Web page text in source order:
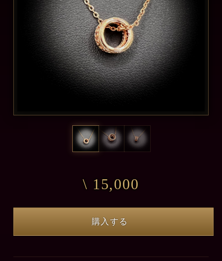
\ 15,000
購入する